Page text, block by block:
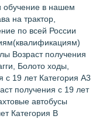
обучение в нашем
на трактор,
по всей России
Возраст получения
Болото ходы,
с 19 лет Категория А3
получения с 19 лет
автобусы
Категория В